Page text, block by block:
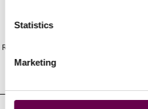
Statistics
Marketing
Ricevi gli ultimi aggiornamenti sui
e-
mail